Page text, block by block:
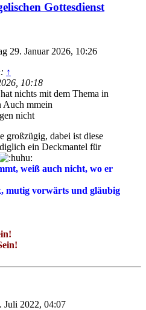
Gottesdienst
29. Januar 2026, 10:26
↑
10:18
nichts mit dem Thema in
Auch mmein
nicht
großzügig, dabei ist diese
ein Deckmantel für
weiß auch nicht, wo er
mutig vorwärts und gläubig
Juli 2022, 04:07